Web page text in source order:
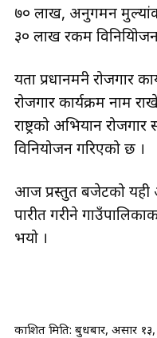
७० लाख, अनुगमन
३० लाख रकम
यता प्रधानमन्त्री रोजगार
रोजगार कार्यक्रम नाम
राष्ट्रको अभियान
विनियोजन गरिएको छ ।
आज प्रस्तुत बजेटको
पारीत गरीने
भयो ।
प्रकाशित मिति: बुधबार, असार